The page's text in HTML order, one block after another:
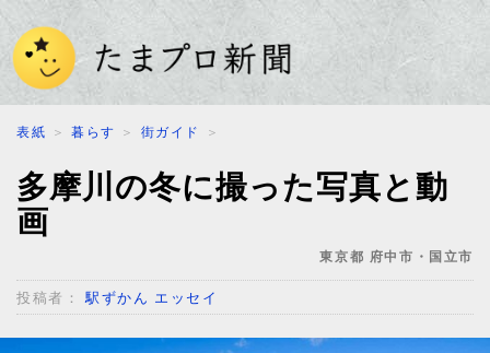
表紙 ＞暮らす ＞ 街ガイド ＞
多摩川の冬に撮った写真と動
画
東京都 府中市・国立市
投稿者：駅ずかん エッセイ